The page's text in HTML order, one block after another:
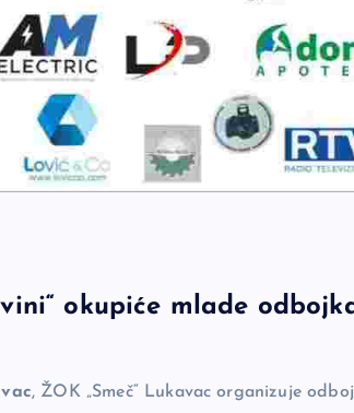
okupiće mlade
, ŽOK „Smeč“ Lukavac organizuje